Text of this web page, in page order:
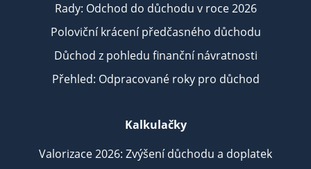
Rady: Odchod do důchodu v roce 2026
Poloviční krácení předčasného důchodu
Důchod z pohledu finanční návratnosti
Přehled: Odpracované roky pro důchod
Kalkulačky
Valorizace 2026: Zvýšení důchodu a doplatek